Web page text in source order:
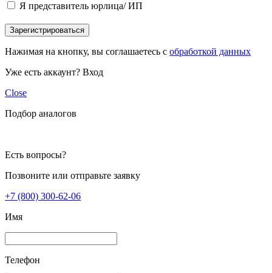
Я представитель юрлица/ ИП
Зарегистрироваться
Нажимая на кнопку, вы соглашаетесь с обработкой данных
Уже есть аккаунт? Вход
Close
Подбор аналогов
Есть вопросы?
Позвоните или отправьте заявку
+7 (800) 300-62-06
Имя
Телефон